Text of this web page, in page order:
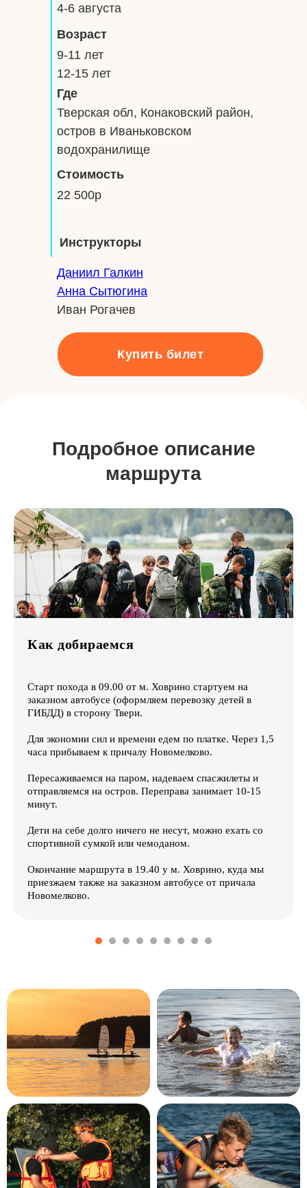
Купить билет
Стоимость
22 500р
Где
Возраст
9-11 лет
12-15 лет
4-6 августа
Тверская обл, Конаковский район,
остров в Иваньковском
водохранилище
Даниил Галкин
Анна Сытюгина
Иван Рогачев
Инструкторы
Подробное описание
маршрута
Как добираемся
Старт похода в 09.00 от м. Ховрино стартуем на
заказном автобусе (оформляем перевозку детей в
ГИБДД) в сторону Твери.
Для экономии сил и времени едем по платке. Через 1,5
часа прибываем к причалу Новомелково.
Пересаживаемся на паром, надеваем спасжилеты и
отправляемся на остров. Переправа занимает 10-15
минут.
Дети на себе долго ничего не несут, можно ехать со
спортивной сумкой или чемоданом.
Окончание маршрута в 19.40 у м. Ховрино, куда мы
приезжаем также на заказном автобусе от причала
Новомелково.